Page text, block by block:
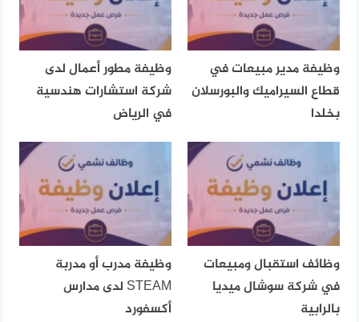
وظيفة مدير مبيعات في
قطاع السيراميك والبورسلان
بخلدا
وظيفة مطور أعمال لدى
شركة استشارات هندسية
في الرياض
وظائف استقبال ومبيعات
في شركة سوشال ميديا
بالرابية
وظيفة مدرب أو مدربة
STEAM لدى مدارس
أكسفورد